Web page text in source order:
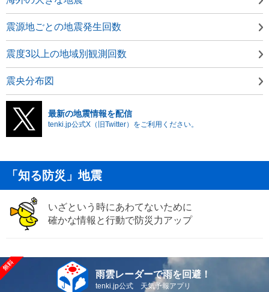
震源地ごとの地震発生回数
震度3以上の地域別観測回数
震央分布図
最新の地震情報を配信
tenki.jp公式X（旧Twitter）をご利用ください。
「知る防災」地震
いざという時にあわてないために
確かな情報と行動で防災力アップ
雨雲レーダーで雨を回避！
tenki.jp公式 天気予報アプリ